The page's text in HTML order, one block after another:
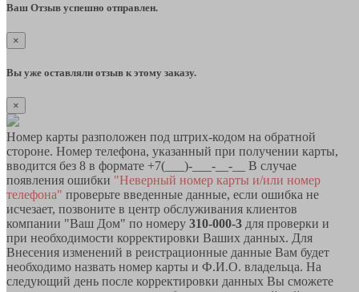
Ваш Отзыв успешно отправлен.
×
Вы уже оставляли отзыв к этому заказу.
×
Номер карты разположен под штрих-кодом на обратной
стороне. Номер телефона, указанный при получении карты,
вводится без 8 в формате +7(___)-___-__-__ В случае
появления ошибки "Неверный номер карты и/или номер
телефона" проверьте введенные данные, если ошибка не
исчезает, позвоните в центр обслуживания клиентов
компании "Ваш Дом" по номеру 310-000-3 для проверки и
при необходимости корректировки Ваших данных. Для
Внесения изменений в реистрационные данные Вам будет
необходимо назвать номер карты и Ф.И.О. владельца. На
следующий день после корректировки данных Вы сможете